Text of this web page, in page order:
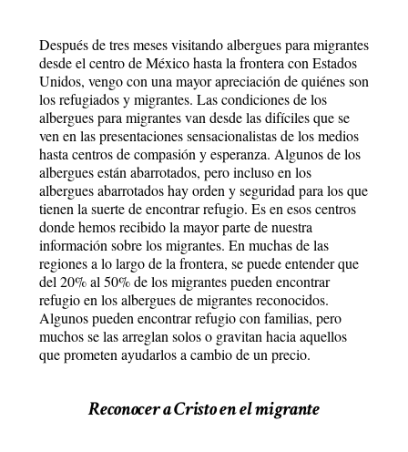
Después de tres meses visitando albergues para migrantes
desde el centro de México hasta la frontera con Estados
Unidos, vengo con una mayor apreciación de quiénes son
los refugiados y migrantes. Las condiciones de los
albergues para migrantes van desde las difíciles que se
ven en las presentaciones sensacionalistas de los medios
hasta centros de compasión y esperanza. Algunos de los
albergues están abarrotados, pero incluso en los
albergues abarrotados hay orden y seguridad para los que
tienen la suerte de encontrar refugio. Es en esos centros
donde hemos recibido la mayor parte de nuestra
información sobre los migrantes. En muchas de las
regiones a lo largo de la frontera, se puede entender que
del 20% al 50% de los migrantes pueden encontrar
refugio en los albergues de migrantes reconocidos.
Algunos pueden encontrar refugio con familias, pero
muchos se las arreglan solos o gravitan hacia aquellos
que prometen ayudarlos a cambio de un precio.
Reconocer a Cristo en el migrante